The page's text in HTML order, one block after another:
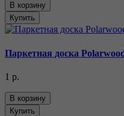
В корзину
Купить
Паркетная доска
1 р.
В корзину
Купить